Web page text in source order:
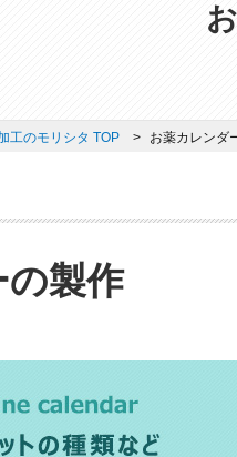
工のモリシタ TOP お薬カレンダ
製作